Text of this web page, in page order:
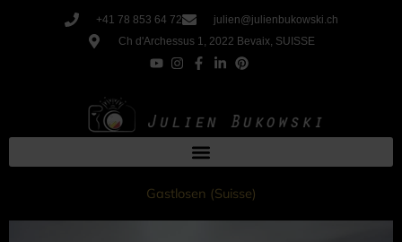
+41 78 853 64 72
julien@julienbukowski.ch
Ch d'Archessus 1, 2022 Bevaix, SUISSE
Gastlosen (Suisse)